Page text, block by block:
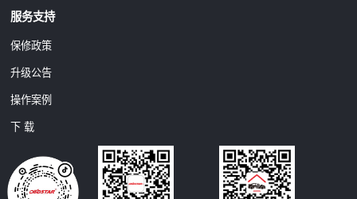
服务支持
保修政策
升级公告
操作案例
下 载